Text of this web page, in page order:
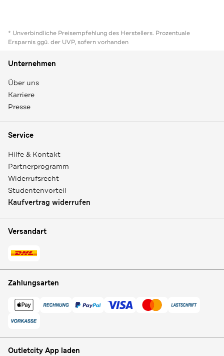
* Unverbindliche Preisempfehlung des Herstellers. Prozentuale
Ersparnis ggü. der UVP, sofern vorhanden
Unternehmen
Über uns
Karriere
Presse
Service
Hilfe & Kontakt
Partnerprogramm
Widerrufsrecht
Studentenvorteil
Kaufvertrag widerrufen
Versandart
Zahlungsarten
Outletcity App laden